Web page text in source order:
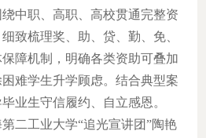
职、高职、高校贯通完整资
致梳理奖、助、贷、勤、免、
障机制，明确各类资助可叠加
难学生升学顾虑。结合典型案
业生守信履约、自立感恩。
工业大学“追光宣讲团”陶艳